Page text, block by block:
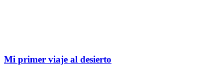
Mi primer viaje al desierto